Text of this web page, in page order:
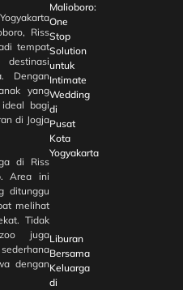
Riss
tempat
Dengan
yang
bagi
di Jogja
di Riss
. Area ini
ditunggu
melihat
Tidak
juga
dengan
Malioboro:
One
Stop
Solution
untuk
Intimate
Wedding
di
Pusat
Kota
Yogyakarta
Liburan
Bersama
Keluarga
di